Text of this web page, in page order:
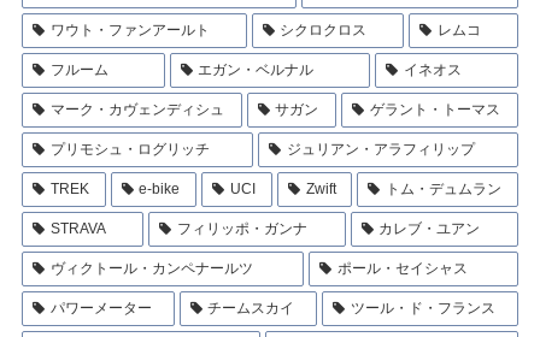
ワウト・ファンアールト シクロクロス レムコ
フルーム エガン・ベルナル イネオス
マーク・カヴェンディシュ サガン ゲラント・トーマス
プリモシュ・ログリッチ ジュリアン・アラフィリップ
TREK e-bike UCI Zwift トム・デュムラン
STRAVA フィリッポ・ガンナ カレブ・ユアン
ヴィクトール・カンペナールツ ポール・セイシャス
パワーメーター チームスカイ ツール・ド・フランス